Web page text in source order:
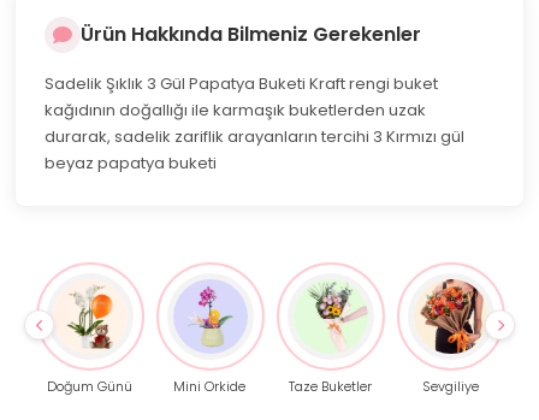
Ürün Hakkında Bilmeniz Gerekenler
Sadelik Şıklık 3 Gül Papatya Buketi Kraft rengi buket
kağıdının doğallığı ile karmaşık buketlerden uzak
durarak, sadelik zariflik arayanların tercihi 3 Kırmızı gül
beyaz papatya buketi
Doğum Günü Mini Orkide Taze Buketler Sevgiliye